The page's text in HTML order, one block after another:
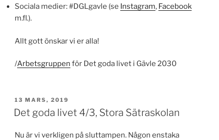
Sociala medier: #DGLgavle (se Instagram, Facebook
m.fl.).
Allt gott önskar vi er alla!
/Arbetsgruppen för Det goda livet i Gävle 2030
PUBLICERAT
13 MARS, 2019
Det goda livet 4/3, Stora Sätraskolan
Nu är vi verkligen på sluttampen. Någon enstaka